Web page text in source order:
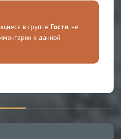
в группе Гости, не
к данной